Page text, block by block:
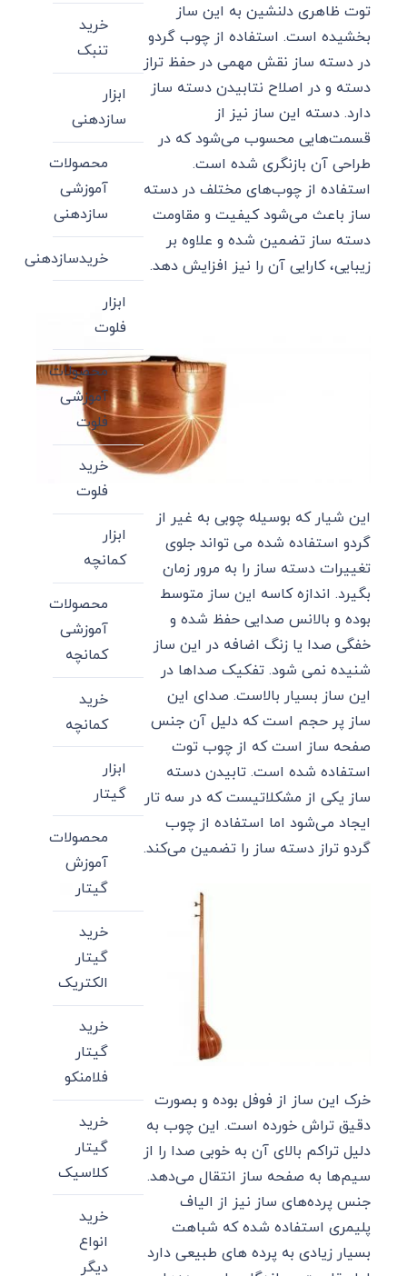
توت ظاهری دلنشین به این ساز
بخشیده است. استفاده از چوب گردو
در دسته ساز نقش مهمی در حفظ تراز
دسته و در اصلاح نتابیدن دسته ساز
دارد. دسته این ساز نیز از
قسمت‌هایی محسوب می‌شود که در
طراحی آن بازنگری شده است.
استفاده از چوب‌های مختلف در دسته
ساز باعث می‌شود کیفیت و مقاومت
دسته ساز تضمین شده و علاوه بر
زیبایی، کارایی آن را نیز افزایش دهد.
این شیار که بوسیله چوبی به غیر از
گردو استفاده شده می تواند جلوی
تغییرات دسته ساز را به مرور زمان
بگیرد. اندازه کاسه این ساز متوسط
بوده و بالانس صدایی حفظ شده و
خفگی صدا یا زنگ اضافه در این ساز
شنیده نمی شود. تفکیک صداها در
این ساز بسیار بالاست. صدای این
ساز پر حجم است که دلیل آن جنس
صفحه ساز است که از چوب توت
استفاده شده است. تابیدن دسته
ساز یکی از مشکلاتیست که در سه تار
ایجاد می‌شود اما استفاده از چوب
گردو تراز دسته ساز را تضمین می‌کند.
خرک این ساز از فوفل بوده و بصورت
دقیق تراش خورده است. این چوب به
دلیل تراکم بالای آن به خوبی صدا را از
سیم‌ها به صفحه ساز انتقال می‌دهد.
جنس پرده‌های ساز نیز از الیاف
پلیمری استفاده شده که شباهت
بسیار زیادی به پرده های طبیعی دارد
خرید
تنبک
ابزار
سازدهنی
محصولات
آموزشی
سازدهنی
خریدسازدهنی
ابزار
فلوت
محصولات
آموزشی
فلوت
خرید
فلوت
ابزار
کمانچه
محصولات
آموزشی
کمانچه
خرید
کمانچه
ابزار
گیتار
محصولات
آموزش
گیتار
خرید
گیتار
الکتریک
خرید
گیتار
فلامنکو
خرید
گیتار
کلاسیک
خرید
انواع
دیگر